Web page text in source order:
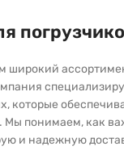
которые
понимаем, как
и надежную